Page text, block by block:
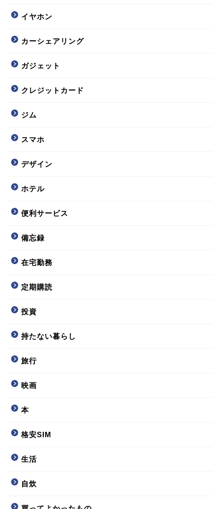
イヤホン
カーシェアリング
ガジェット
クレジットカード
ジム
スマホ
デザイン
ホテル
便利サービス
備忘録
在宅勤務
定期購読
投資
持たない暮らし
旅行
映画
本
格安SIM
生活
自炊